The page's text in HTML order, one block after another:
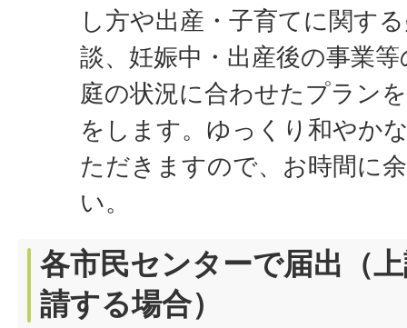
し方や出産・子育てに関す
談、妊娠中・出産後の事業
庭の状況に合わせたプラン
をします。ゆっくり和やか
ただきますので、お時間に
い。
各市民センターで届出（
請する場合）